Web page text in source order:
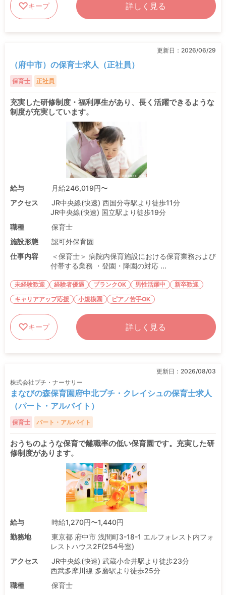
キープ 詳しく見る
更新日： 2026/06/29
（府中市）の保育士求人（正社員）
保育士 正社員
充実した研修制度・福利厚生があり、長く活躍できるような
制度が充実しています。
給与
月給246,019円〜
アクセス
JR中央線(快速) 西国分寺駅より徒歩11分
JR中央線(快速) 国立駅より徒歩19分
職種
保育士
施設形態
認可外保育園
仕事内容
＜保育士＞ 病院内保育施設における保育業務および
付帯する業務 ・登園・降園の対応 ...
未経験歓迎 経験者優遇 ブランクOK 男性活躍中
新卒歓迎
キャリアアップ応援
小規模園 ピアノ苦手OK
キープ 詳しく見る
更新日： 2026/08/03
株式会社プチ・ナーサリー
まなびの森保育園府中北プチ・クレイシュの保育士求人
（パート・アルバイト）
保育士 パート・アルバイト
おうちのような保育で離職率の低い保育園です。充実した研
修制度があります。
給与
時給1,270円〜1,440円
勤務地
東京都 府中市 浅間町3-18-1 エルフォレスト内フォ
レストハウス2F(254号室)
アクセス
JR中央線(快速) 武蔵小金井駅より徒歩23分
西武多摩川線 多磨駅より徒歩25分
職種
保育士